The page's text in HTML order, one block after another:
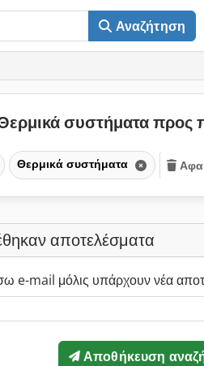
Αναζήτηση
συστήματα
Θερμικά συστήματα
αποτελέσματα
e-mail μόλις υπάρχουν νέα
Αποθήκευση